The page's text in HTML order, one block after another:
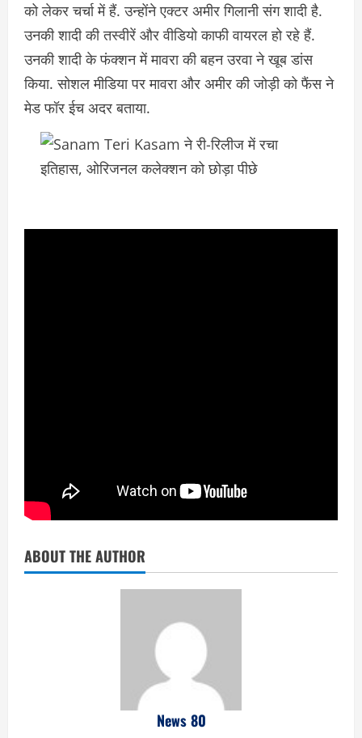
को लेकर चर्चा में हैं. उन्होंने एक्टर अमीर गिलानी संग शादी है.
उनकी शादी की तस्वीरें और वीडियो काफी वायरल हो रहे हैं.
उनकी शादी के फंक्शन में मावरा की बहन उरवा ने खूब डांस
किया. सोशल मीडिया पर मावरा और अमीर की जोड़ी को फैंस ने
मेड फॉर ईच अदर बताया.
ABOUT THE AUTHOR
News 80